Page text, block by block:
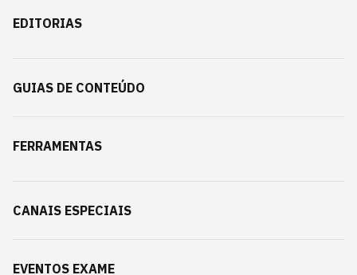
EDITORIAS
GUIAS DE CONTEÚDO
FERRAMENTAS
CANAIS ESPECIAIS
EVENTOS EXAME